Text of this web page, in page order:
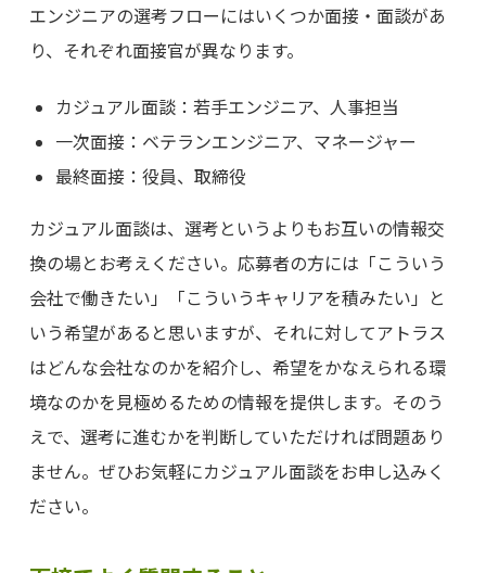
エンジニアの選考フローにはいくつか面接・面談があ
り、それぞれ面接官が異なります。
カジュアル面談：若手エンジニア、人事担当
一次面接：ベテランエンジニア、マネージャー
最終面接：役員、取締役
カジュアル面談は、選考というよりもお互いの情報交
換の場とお考えください。応募者の方には「こういう
会社で働きたい」「こういうキャリアを積みたい」と
いう希望があると思いますが、それに対してアトラス
はどんな会社なのかを紹介し、希望をかなえられる環
境なのかを見極めるための情報を提供します。そのう
えで、選考に進むかを判断していただければ問題あり
ません。ぜひお気軽にカジュアル面談をお申し込みく
ださい。